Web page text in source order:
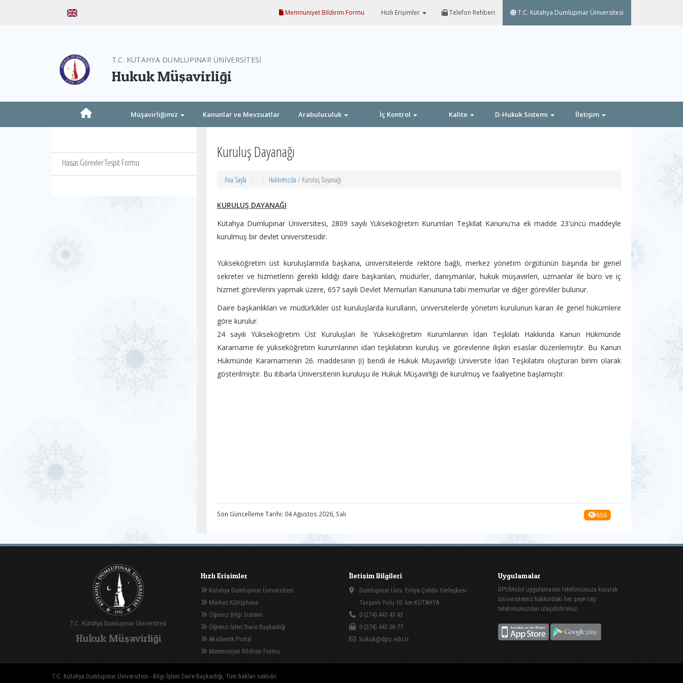
Memnuniyet Bildirim Formu Hızlı Erişimler Telefon Rehberi T.C. Kütahya Dumlupınar Üniversitesi
T.C. KÜTAHYA DUMLUPINAR ÜNİVERSİTESİ
Hukuk Müşavirliği
Müşavirliğimiz Kanunlar ve Mevzuatlar Arabuluculuk İç Kontrol Kalite D-Hukuk Sistemi İletişim
Hassas Görevler Tespit Formu
Kuruluş Dayanağı
Ana Sayfa Hakkımızda / Kuruluş Dayanağı
KURULUŞ DAYANAĞI
Kütahya Dumlupınar Üniversitesi, 2809 sayılı Yükseköğretim Kurumları Teşkilat Kanunu'na ek madde 23'üncü maddeyle
kurulmuş bir devlet üniversitesidir.
Yükseköğretim üst kuruluşlarında başkana, üniversitelerde rektöre bağlı, merkez yönetim örgütünün başında bir genel
sekreter ve hizmetlerin gerekli kıldığı daire başkanları, müdürler, danışmanlar, hukuk müşavirleri, uzmanlar ile büro ve iç
hizmet görevlerini yapmak üzere, 657 sayılı Devlet Memurları Kanununa tabi memurlar ve diğer görevliler bulunur.
Daire başkanlıkları ve müdürlükler üst kuruluşlarda kurulların, üniversitelerde yönetim kurulunun kararı ile genel hükümlere
göre kurulur.
24 sayılı Yükseköğretim Üst Kuruluşları İle Yükseköğretim Kurumlarının İdari Teşkilatı Hakkında Kanun Hükmünde
Kararname ile yükseköğretim kurumlarının idari teşkilatının kuruluş ve görevlerine ilişkin esaslar düzenlemiştir. Bu Kanun
Hükmünde Kararnamenin 26. maddesinin (i) bendi ile Hukuk Müşavirliği Üniversite İdari Teşkilatını oluşturan birim olarak
gösterilmiştir. Bu itibarla Üniversitenin kuruluşu ile Hukuk Müşavirliği de kurulmuş ve faaliyetine başlamıştır.
Son Güncelleme Tarihi: 04 Ağustos 2026, Salı 856
T.C. Kütahya Dumlupınar Üniversitesi
Hukuk Müşavirliği
Hızlı Erişimler
Kütahya Dumlupınar Üniversitesi
Merkez Kütüphane
Öğrenci Bilgi Sistemi
Öğrenci İşleri Daire Başkanlığı
Akademik Portal
Memnuniyet Bildirim Formu
İletişim Bilgileri
Dumlupınar Üniv. Evliya Çelebi Yerleşkesi
Tavşanlı Yolu 10. km KÜTAHYA
0 (274) 443 43 43
0 (274) 443 00 77
hukuk@dpu.edu.tr
Uygulamalar
DPUMobil uygulamasını telefonunuza kurarak
üniversitemiz hakkındaki her şeye cep
telefonunuzdan ulaşabilirsiniz.
T.C. Kütahya Dumlupınar Üniversitesi - Bilgi İşlem Daire Başkanlığı, Tüm hakları saklıdır.